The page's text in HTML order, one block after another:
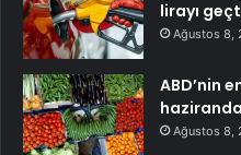
lirayı
Ağustos 8,
ABD’nin
Ağustos 8,